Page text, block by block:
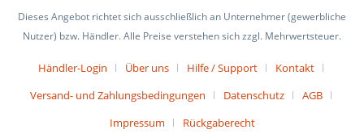
Dieses Angebot richtet sich ausschließlich an Unternehmer (gewerbliche
Nutzer) bzw. Händler. Alle Preise verstehen sich zzgl. Mehrwertsteuer.
Händler-Login Über uns Hilfe / Support
Kontakt
Versand- und Zahlungsbedingungen
Datenschutz
AGB
Impressum
Rückgaberecht